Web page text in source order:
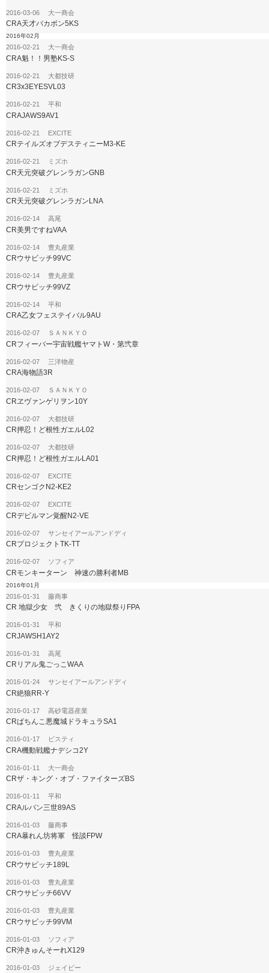
2016-03-06 大一商会
CRA天才バカボン5KS
2016年02月
2016-02-21 大一商会
CRA魁！！男塾KS-S
2016-02-21 大都技研
CR3x3EYESVL03
2016-02-21 平和
CRAJAWS9AV1
2016-02-21 EXCITE
CRテイルズオブデスティニーM3-KE
2016-02-21 ミズホ
CR天元突破グレンラガンGNB
2016-02-21 ミズホ
CR天元突破グレンラガンLNA
2016-02-14 高尾
CR美男ですねVAA
2016-02-14 豊丸産業
CRウサビッチ99VC
2016-02-14 豊丸産業
CRウサビッチ99VZ
2016-02-14 平和
CRA乙女フェステイバル9AU
2016-02-07 ＳＡＮＫＹＯ
CRフィーバー宇宙戦艦ヤマトW・第弐章
2016-02-07 三洋物産
CRA海物語3R
2016-02-07 ＳＡＮＫＹＯ
CRヱヴァンゲリヲン10Y
2016-02-07 大都技研
CR押忍！ど根性ガエルL02
2016-02-07 大都技研
CR押忍！ど根性ガエルLA01
2016-02-07 EXCITE
CRセンゴクN2-KE2
2016-02-07 EXCITE
CRデビルマン覚醒N2-VE
2016-02-07 サンセイアールアンドディ
CRプロジェクトTK-TT
2016-02-07 ソフィア
CRモンキーターン 神速の勝利者MB
2016年01月
2016-01-31 藤商事
CR 地獄少女 弐 きくりの地獄祭りFPA
2016-01-31 平和
CRJAWSH1AY2
2016-01-31 高尾
CRリアル鬼ごっこWAA
2016-01-24 サンセイアールアンドディ
CR絶狼RR-Y
2016-01-17 高砂電器産業
CRぱちんこ悪魔城ドラキュラSA1
2016-01-17 ビスティ
CRA機動戦艦ナデシコ2Y
2016-01-11 大一商会
CRザ・キング・オブ・ファイターズBS
2016-01-11 平和
CRAルパン三世89AS
2016-01-03 藤商事
CRA暴れん坊将軍 怪談FPW
2016-01-03 豊丸産業
CRウサビッチ189L
2016-01-03 豊丸産業
CRウサビッチ66VV
2016-01-03 豊丸産業
CRウサビッチ99VM
2016-01-03 ソフィア
CR沖きゅんそーれX129
2016-01-03 ジェイビー